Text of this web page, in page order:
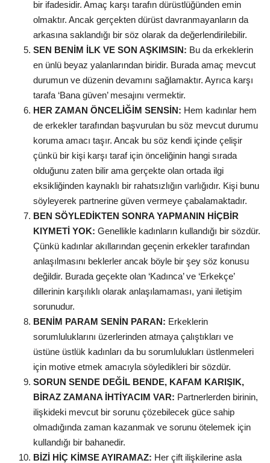
bir ifadesidir. Amaç karşı tarafın dürüstlüğünden emin
olmaktır. Ancak gerçekten dürüst davranmayanların da
arkasına saklandığı bir söz olarak da değerlendirilebilir.
SEN BENİM İLK VE SON AŞKIMSIN: Bu da erkeklerin
en ünlü beyaz yalanlarından biridir. Burada amaç mevcut
durumun ve düzenin devamını sağlamaktır. Ayrıca karşı
tarafa ‘Bana güven’ mesajını vermektir.
HER ZAMAN ÖNCELİĞİM SENSİN: Hem kadınlar hem
de erkekler tarafından başvurulan bu söz mevcut durumu
koruma amacı taşır. Ancak bu söz kendi içinde çelişir
çünkü bir kişi karşı taraf için önceliğinin hangi sırada
olduğunu zaten bilir ama gerçekte olan ortada ilgi
eksikliğinden kaynaklı bir rahatsızlığın varlığıdır. Kişi bunu
söyleyerek partnerine güven vermeye çabalamaktadır.
BEN SÖYLEDİKTEN SONRA YAPMANIN HİÇBİR
KIYMETİ YOK: Genellikle kadınların kullandığı bir sözdür.
Çünkü kadınlar akıllarından geçenin erkekler tarafından
anlaşılmasını beklerler ancak böyle bir şey söz konusu
değildir. Burada geçekte olan ‘Kadınca’ ve ‘Erkekçe’
dillerinin karşılıklı olarak anlaşılamaması, yani iletişim
sorunudur.
BENİM PARAM SENİN PARAN: Erkeklerin
sorumluluklarını üzerlerinden atmaya çalıştıkları ve
üstüne üstlük kadınları da bu sorumlulukları üstlenmeleri
için motive etmek amacıyla söyledikleri bir sözdür.
SORUN SENDE DEĞİL BENDE, KAFAM KARIŞIK,
BİRAZ ZAMANA İHTİYACIM VAR: Partnerlerden birinin,
ilişkideki mevcut bir sorunu çözebilecek güce sahip
olmadığında zaman kazanmak ve sorunu ötelemek için
kullandığı bir bahanedir.
BİZİ HİÇ KİMSE AYIRAMAZ: Her çift ilişkilerine asla